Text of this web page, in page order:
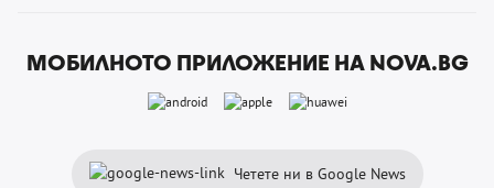
МОБИЛНОТО ПРИЛОЖЕНИЕ НА NOVA.BG
Четете ни в Google News